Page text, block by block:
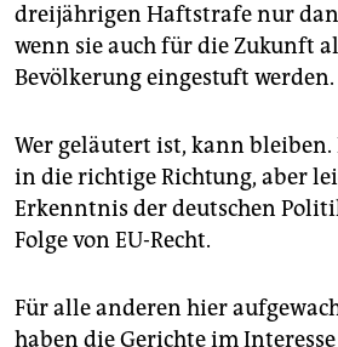
dreijährigen Haftstrafe nur
wenn sie auch für die Zukunft
Bevölkerung eingestuft werden.
Wer geläutert ist, kann
in die richtige Richtung, aber
Erkenntnis der deutschen
Folge von EU-Recht.
Für alle anderen hier
haben die Gerichte im